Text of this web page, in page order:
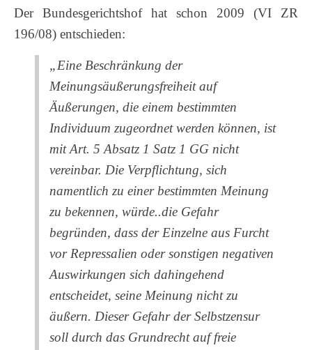
Der Bundesgerichtshof hat schon 2009 (VI ZR
196/08) entschieden:
„Eine Beschränkung der
Meinungsäußerungsfreiheit auf
Äußerungen, die einem bestimmten
Individuum zugeordnet werden können, ist
mit Art. 5 Absatz 1 Satz 1 GG nicht
vereinbar. Die Verpflichtung, sich
namentlich zu einer bestimmten Meinung
zu bekennen, würde..die Gefahr
begründen, dass der Einzelne aus Furcht
vor Repressalien oder sonstigen negativen
Auswirkungen sich dahingehend
entscheidet, seine Meinung nicht zu
äußern. Dieser Gefahr der Selbstzensur
soll durch das Grundrecht auf freie